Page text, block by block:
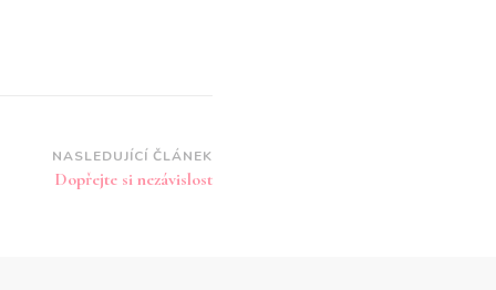
NASLEDUJÍCÍ ČLÁNEK
Dopřejte si nezávislost